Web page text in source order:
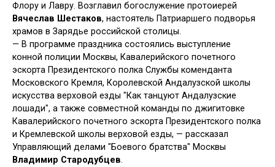
Флору и Лавру. Возглавил богослужение протоиерей
Вячеслав Шестаков, настоятель Патриаршего подворья
храмов в Зарядье российской столицы.
— В программе праздника состоялись выступление
конной полиции Москвы, Кавалерийского почетного
эскорта Президентского полка Службы коменданта
Московского Кремля, Королевской Андалузской школы
искусства верховой езды "Как танцуют Андалузские
лошади", а также совместной команды по джигитовке
Кавалерийского почетного эскорта Президентского полка
и Кремлевской школы верховой езды, — рассказал
Управляющий делами "Боевого братства" Москвы
Владимир Стародубцев.